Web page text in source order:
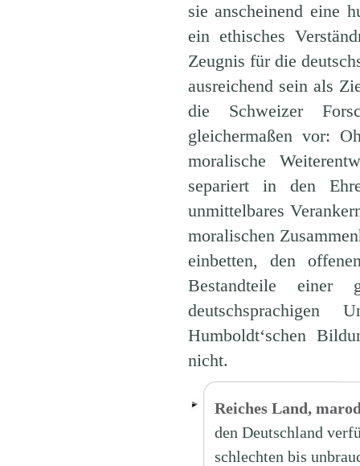
sie anscheinend eine
ein ethisches
Zeugnis für die
ausreichend sein als
die Schweizer
gleichermaßen vor:
moralische
separiert in den
unmittelbares
moralischen
einbetten, den
Bestandteile einer
Humboldt‘schen
nicht.
Reiches Land,
den Deutschland
schlechten bis